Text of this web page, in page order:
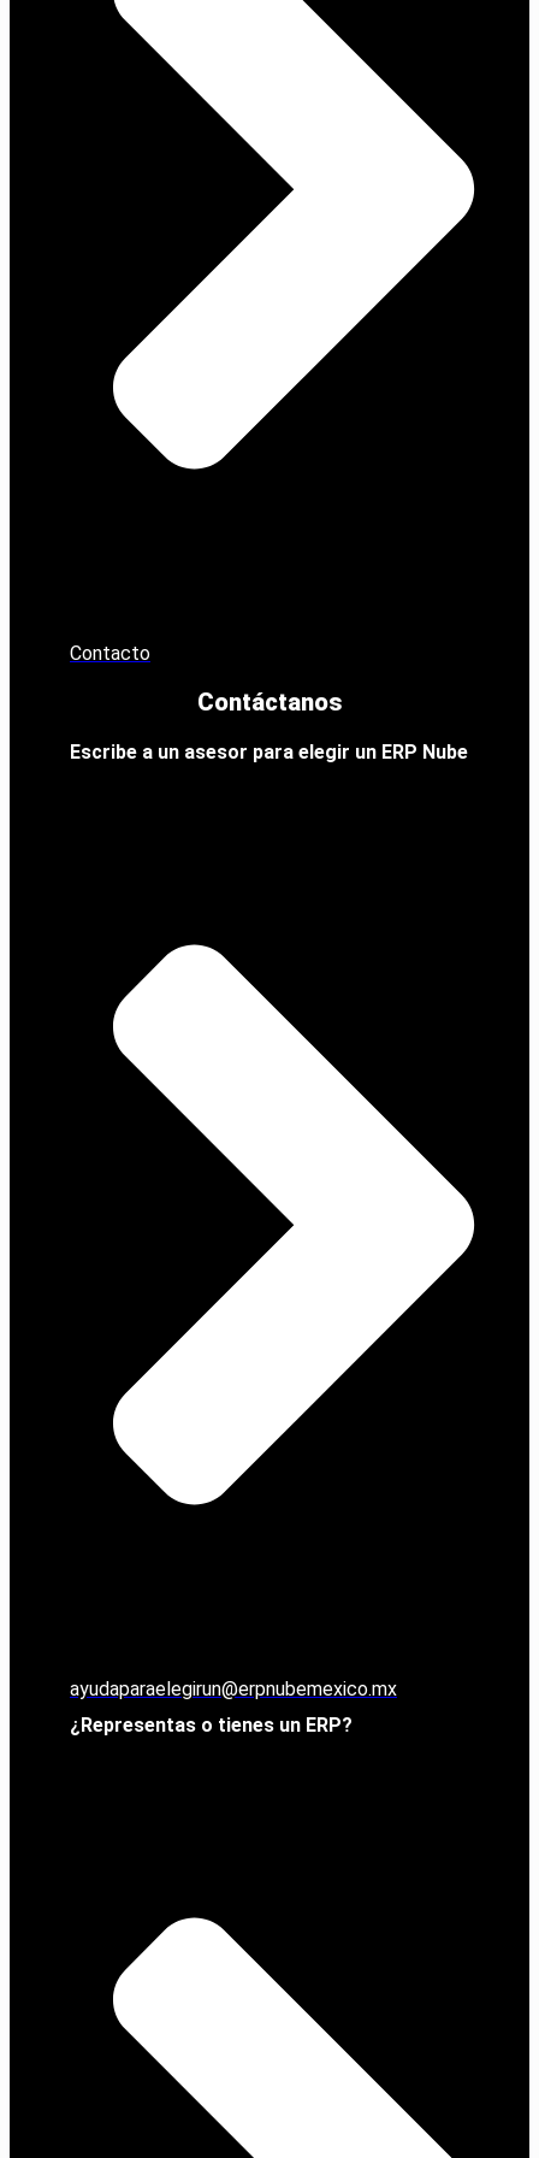
Contacto
Contáctanos
Escribe a un asesor para elegir un ERP Nube
ayudaparaelegirun@erpnubemexico.mx
¿Representas o tienes un ERP?